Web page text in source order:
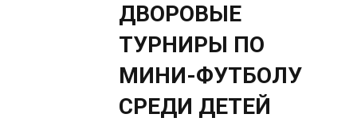
ДВОРОВЫЕ
ТУРНИРЫ ПО
МИНИ-ФУТБОЛУ
СРЕДИ ДЕТЕЙ